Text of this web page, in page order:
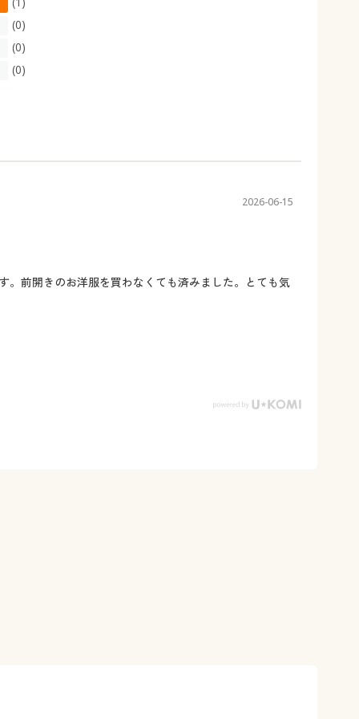
(0)
(0)
(0)
2026-06-15
。前開きのお洋服を買わなくても済みました。とても気